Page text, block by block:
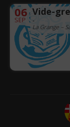
06
SEP
Vide-
-
La Grange –